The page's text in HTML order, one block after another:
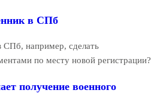
в СПб
СПб, например, сделать
по месту новой регистрации?
получение военного